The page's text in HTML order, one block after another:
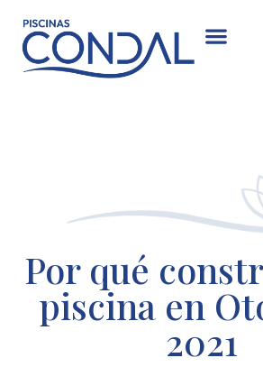
Por qué
piscina en
2021